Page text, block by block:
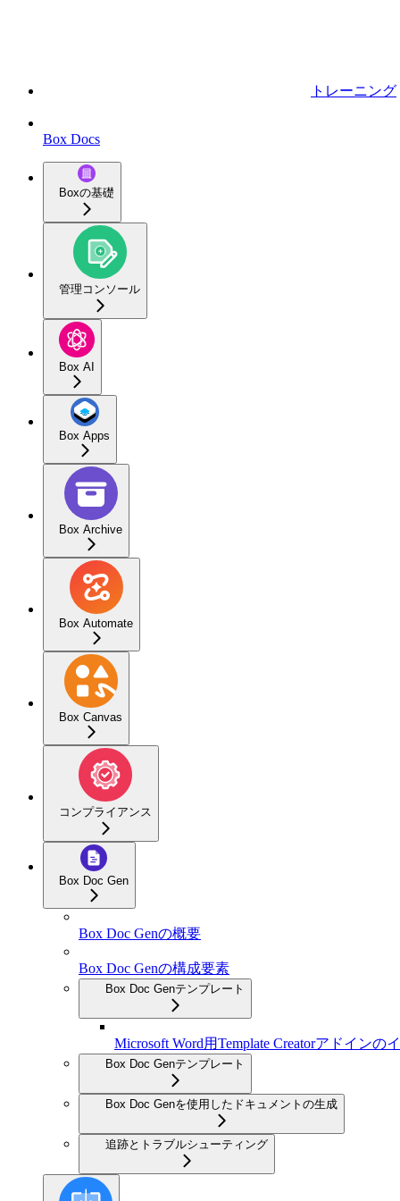
トレーニング
Box Docs
Boxの基礎
管理コンソール
Box AI
Box Apps
Box Archive
Box Automate
Box Canvas
コンプライアンス
Box Doc Gen
Box Doc Genの概要
Box Doc Genの構成要素
Box Doc Genテンプレート
Microsoft Word用Template Creatorアドインの
Box Doc Genテンプレート
Box Doc Genを使用したドキュメントの生成
追跡とトラブルシューティング